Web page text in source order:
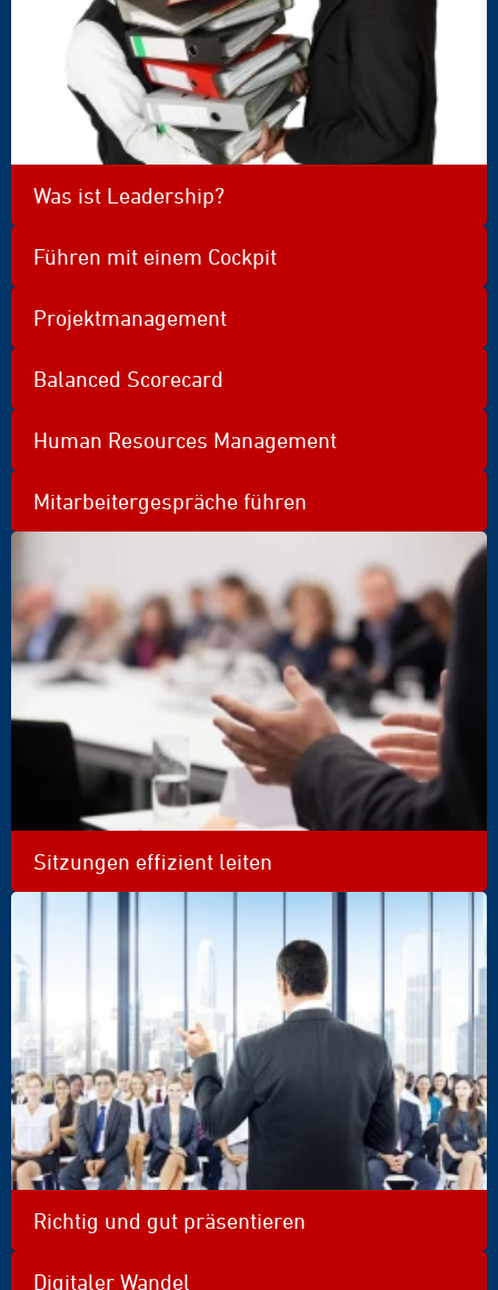
Was ist Leadership?
Führen mit einem Cockpit
Projektmanagement
Balanced Scorecard
Human Resources Management
Mitarbeitergespräche führen
Sitzungen effizient leiten
Richtig und gut präsentieren
Digitaler Wandel